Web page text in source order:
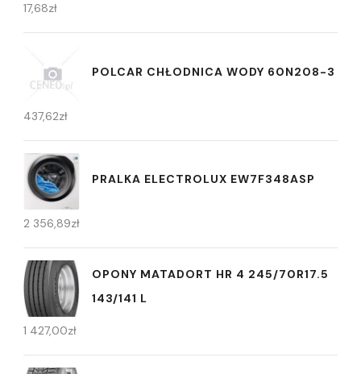
17,68zł
POLCAR CHŁODNICA WODY 60N208-3
437,62zł
PRALKA ELECTROLUX EW7F348ASP
2 356,89zł
OPONY MATADORT HR 4 245/70R17.5
143/141 L
1 427,00zł